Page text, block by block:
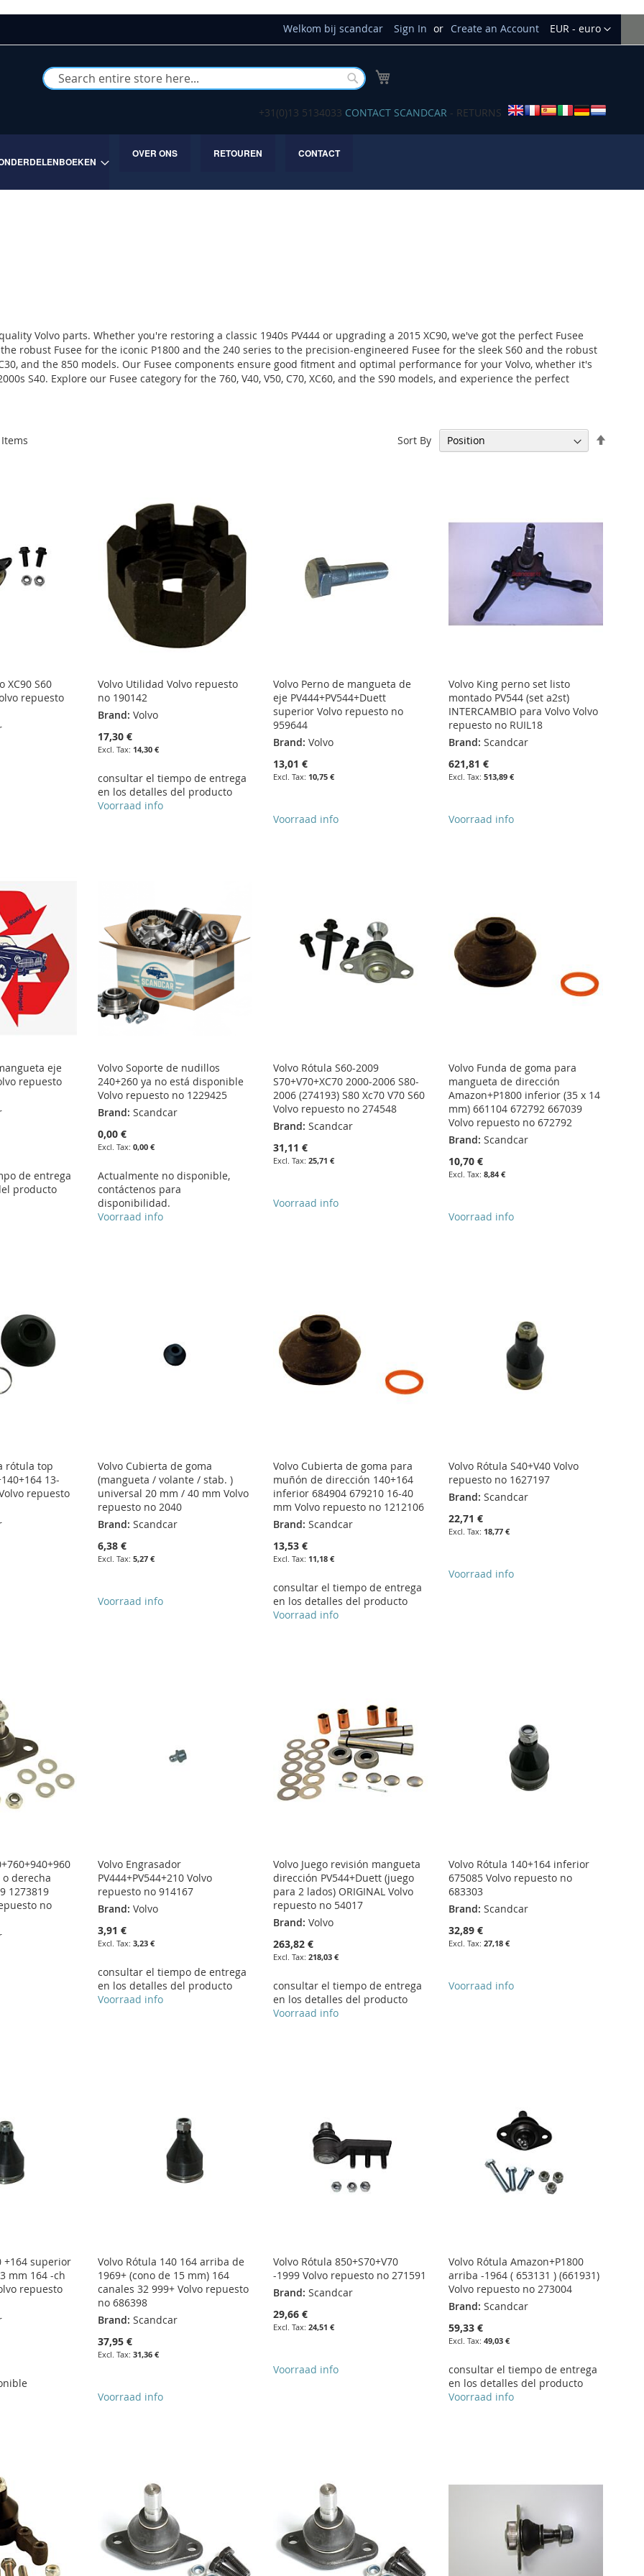
Currency
EUR - euro
Welkom bij scandcar Sign In Create an Account
Buscar
+31(0)13 5134033 CONTACT SCANDCAR - RETURNS
OVER ONS RETOUREN CONTACT
Volvo parts. Whether you're restoring a classic 1940s PV444 or upgrading a 2015 XC90, we've got the perfect Fusee
robust Fusee for the iconic P1800 and the 240 series to the precision-engineered Fusee for the sleek S60 and the robust
and the 850 models. Our Fusee components ensure good fitment and optimal performance for your Volvo, whether it's
S40. Explore our Fusee category for the 760, V40, V50, C70, XC60, and the S90 models, and experience the perfect
Items Sort By
XC90 S60
repuesto
Volvo Utilidad Volvo repuesto
no 190142
Brand: Volvo
17,30 €
14,30 €
consultar el tiempo de entrega
en los detalles del producto
Voorraad info
Volvo Perno de mangueta de
eje PV444+PV544+Duett
superior Volvo repuesto no
959644
Brand: Volvo
13,01 €
10,75 €
Voorraad info
Volvo King perno set listo
montado PV544 (set a2st)
INTERCAMBIO para Volvo Volvo
repuesto no RUIL18
Brand: Scandcar
621,81 €
513,89 €
Voorraad info
eje
repuesto
de entrega
producto
Volvo Soporte de nudillos
240+260 ya no está disponible
Volvo repuesto no 1229425
Brand: Scandcar
0,00 €
0,00 €
Actualmente no disponible,
contáctenos para
disponibilidad.
Voorraad info
Volvo Rótula S60-2009
S70+V70+XC70 2000-2006 S80-
2006 (274193) S80 Xc70 V70 S60
Volvo repuesto no 274548
Brand: Scandcar
31,11 €
25,71 €
Voorraad info
Volvo Funda de goma para
mangueta de dirección
Amazon+P1800 inferior (35 x 14
mm) 661104 672792 667039
Volvo repuesto no 672792
Brand: Scandcar
10,70 €
8,84 €
Voorraad info
rótula top
13-
repuesto
Volvo Cubierta de goma
(mangueta / volante / stab. )
universal 20 mm / 40 mm Volvo
repuesto no 2040
Brand: Scandcar
6,38 €
5,27 €
Voorraad info
Volvo Cubierta de goma para
muñón de dirección 140+164
inferior 684904 679210 16-40
mm Volvo repuesto no 1212106
Brand: Scandcar
13,53 €
11,18 €
consultar el tiempo de entrega
en los detalles del producto
Voorraad info
Volvo Rótula S40+V40 Volvo
repuesto no 1627197
Brand: Scandcar
22,71 €
18,77 €
Voorraad info
derecha
1273819
no
Volvo Engrasador
PV444+PV544+210 Volvo
repuesto no 914167
Brand: Volvo
3,91 €
3,23 €
consultar el tiempo de entrega
en los detalles del producto
Voorraad info
Volvo Juego revisión mangueta
dirección PV544+Duett (juego
para 2 lados) ORIGINAL Volvo
repuesto no 54017
Brand: Volvo
263,82 €
218,03 €
consultar el tiempo de entrega
en los detalles del producto
Voorraad info
Volvo Rótula 140+164 inferior
675085 Volvo repuesto no
683303
Brand: Scandcar
32,89 €
27,18 €
Voorraad info
+164 superior
mm 164 -ch
repuesto
Volvo Rótula 140 164 arriba de
1969+ (cono de 15 mm) 164
canales 32 999+ Volvo repuesto
no 686398
Brand: Scandcar
37,95 €
31,36 €
Voorraad info
Volvo Rótula 850+S70+V70
-1999 Volvo repuesto no 271591
Brand: Scandcar
29,66 €
24,51 €
Voorraad info
Volvo Rótula Amazon+P1800
arriba -1964 ( 653131 ) (661931)
Volvo repuesto no 273004
Brand: Scandcar
59,33 €
49,03 €
consultar el tiempo de entrega
en los detalles del producto
Voorraad info